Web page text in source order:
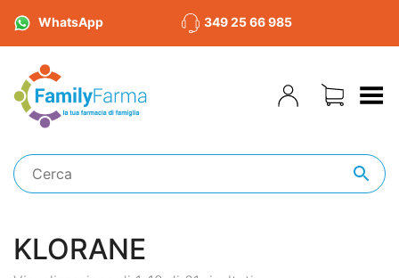
WhatsApp 349 25 66 985
Toggle Menu
KLORANE